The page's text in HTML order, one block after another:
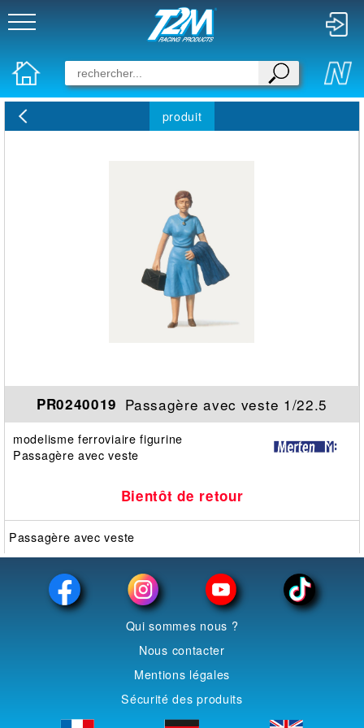
produit
PR0240019 Passagère avec veste 1/22.5
modelisme ferroviaire figurine
Passagère avec veste
Bientôt de retour
Passagère avec veste
Qui sommes nous ?
Nous contacter
Mentions légales
Sécurité des produits